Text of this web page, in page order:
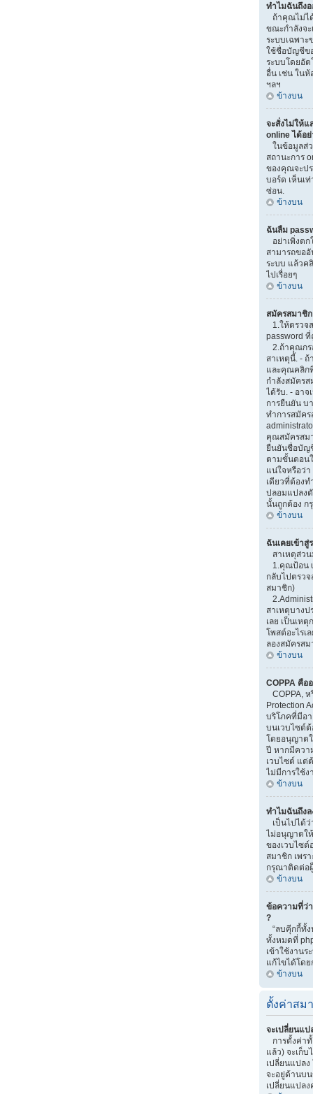
ทำไมฉันถึง
ถ้าคุณไม่ไ
ขณะกำลังจ
ระบบเฉพา
ใช้ชื่อบัญชีข
ระบบโดยอั
อื่น เช่น ในห้
ฯลฯ
ข้างบน
จะสั่งไม่ให้แ
online ได้อย่
ในข้อมูลส่
สถานะการ
ของคุณจะป
บอร์ด เห็นเ
ซ่อน.
ข้างบน
ฉันลืม
อย่าเพิ่งต
สามารถขอ
ระบบ แล้วค
ไปเรื่อยๆ
ข้างบน
สมัครสมาชิ
1.ให้ตรวจ
password ที่
2.ถ้าคุณกร
สาเหตุนี้. -
และคุณคลิก
กำลังสมัคร
ได้รับ. - อา
การยืนยัน บ
ทำการสมัค
คุณสมัครสม
ยืนยันชื่อบัญ
ตามขั้นตอน
แน่ใจหรือว่
เดียวที่ต้อง
ปลอมแปลง
นั้นถูกต้อง ก
ข้างบน
ฉันเคยเข้า
สาเหตุส่ว
1.คุณป้อน
กลับไปตรว
สมาชิก)
สาเหตุบางป
เลย เป็นเห
โพสต์อะไรเ
ลองสมัครส
ข้างบน
COPPA คือ
COPPA, ห
Protection
บริโภคที่มีอา
บนเวบไซต์
โดยอนุญาต
ปี หากมีควา
เวบไซต์ แต่
ไม่มีการใช้
ข้างบน
ทำไมฉันถึงล
เป็นไปได้ว่
ไม่อนุญาตให้
ของเวบไซต์
สมาชิก เพร
กรุณาติดต่อ
ข้างบน
ข้อความที่ว่
?
“ลบคุีกกี้ทั้
ทั้งหมดที่
เข้าใช้งานร
แก้ไขได้โด
ข้างบน
ตั้งค่าสม
จะเปลี่ยนแป
การตั้งค่า
แล้ว) จะเก็บ
เปลี่ยนแปล
จะอยู่ด้านบ
เปลี่ยนแปลง